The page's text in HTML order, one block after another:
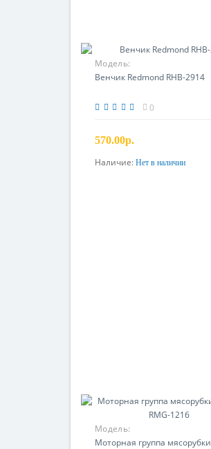
Модель:
Венчик Redmond RHB-2914
0
570.00р.
Предзаказ
Наличие: Нет в наличии
Модель:
Моторная группа мясорубки